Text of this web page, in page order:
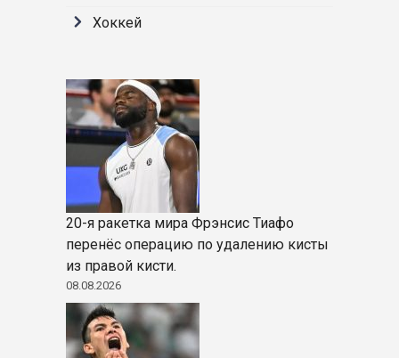
Хоккей
20-я ракетка мира Фрэнсис Тиафо
перенёс операцию по удалению кисты
из правой кисти.
08.08.2026